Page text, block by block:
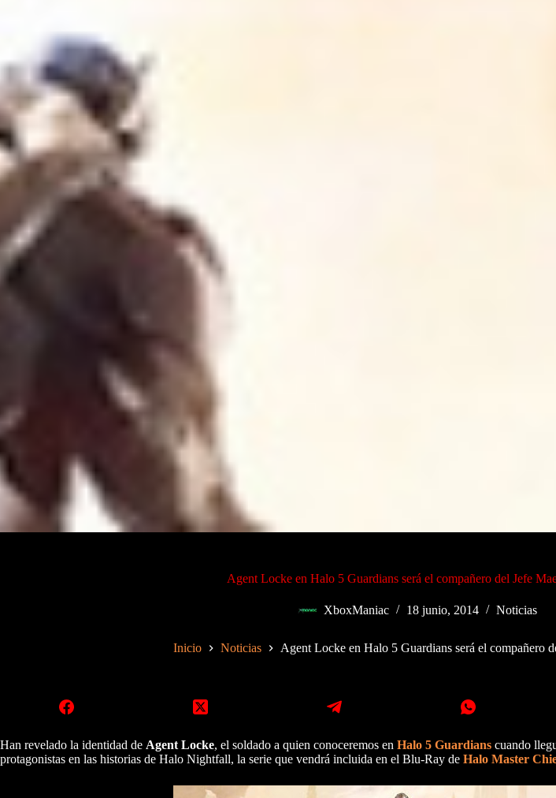
Agent Locke en Halo 5 Guardians será el compañero del Jefe
XboxManiac 18 junio, 2014 Noticias
Inicio Noticias Agent Locke en Halo 5 Guardians será el compañero
Han revelado la identidad de Agent Locke, el soldado a quien conoceremos en Halo 5 Guardians cuando
protagonistas en las historias de Halo Nightfall, la serie que vendrá incluida en el Blu-Ray de Halo Master